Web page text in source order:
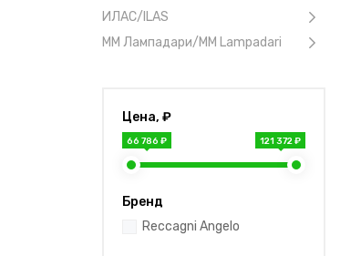
ИЛАС/ILAS
ММ Лампадари/MM Lampadari
Цена, ₽
66 786 ₽ 121 372 ₽
Бренд
Reccagni Angelo